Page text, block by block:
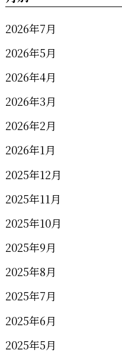
2026年7月
2026年5月
2026年4月
2026年3月
2026年2月
2026年1月
2025年12月
2025年11月
2025年10月
2025年9月
2025年8月
2025年7月
2025年6月
2025年5月